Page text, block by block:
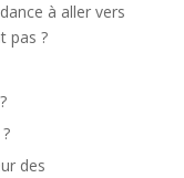
à aller vers
pas ?
des